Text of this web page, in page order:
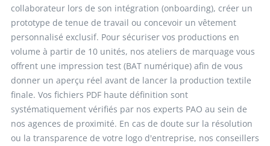
collaborateur lors de son intégration (onboarding), créer un
prototype de tenue de travail ou concevoir un vêtement
personnalisé exclusif. Pour sécuriser vos productions en
volume à partir de 10 unités, nos ateliers de marquage vous
offrent une impression test (BAT numérique) afin de vous
donner un aperçu réel avant de lancer la production textile
finale. Vos fichiers PDF haute définition sont
systématiquement vérifiés par nos experts PAO au sein de
nos agences de proximité. En cas de doute sur la résolution
ou la transparence de votre logo d'entreprise, nos conseillers